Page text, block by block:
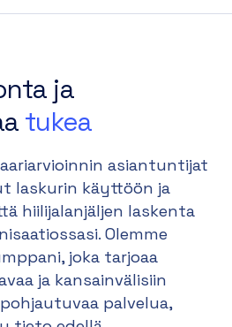
ja
tukea
asiantuntijat
laskurin käyttöön ja
hiilijalanjäljen laskenta
Olemme
joka tarjoaa
ja kansainvälisiin
palvelua,